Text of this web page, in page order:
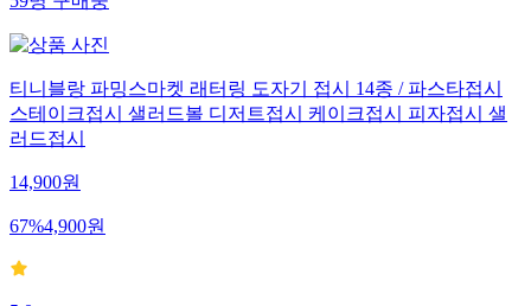
59명구매중
티니블랑 파밍스마켓 래터링 도자기 접시 14종 / 파스타접시
스테이크접시 샐러드볼 디저트접시 케이크접시 피자접시 샐
러드접시
14,900원
67%4,900원